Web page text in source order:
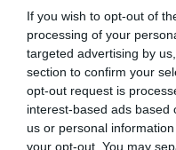
If you wish to opt-out of
processing of your
targeted advertising by
section to confirm your
opt-out request is
interest-based ads based
us or personal
your opt-out. You may